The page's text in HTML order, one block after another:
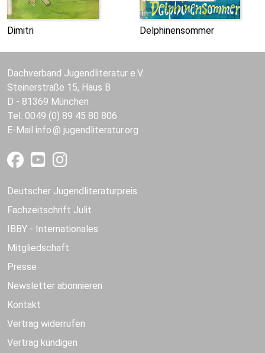
Dimitri Delphinensommer
Dachverband Jugendliteratur e.V.
Steinerstraße 15, Haus B
D - 81369 München
Tel. 0049 (0) 89 45 80 806
E-Mail info jugendliteratur.org
Deutscher Jugendliteraturpreis
Fachzeitschrift Julit
IBBY - Internationales
Mitgliedschaft
Presse
Newsletter abonnieren
Kontakt
Vertrag widerrufen
Vertrag kündigen